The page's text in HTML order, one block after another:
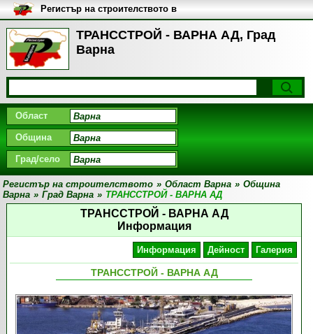
ТРАНССТРОЙ - ВАРНА АД, Град
Варна
Регистър на строителството в
България
Област
Община
Град/село
Регистър на строителството » Област Варна » Община
Варна » Град Варна » ТРАНССТРОЙ - ВАРНА АД
ТРАНССТРОЙ - ВАРНА АД
Информация
Информация Дейност Галерия
ТРАНССТРОЙ - ВАРНА АД